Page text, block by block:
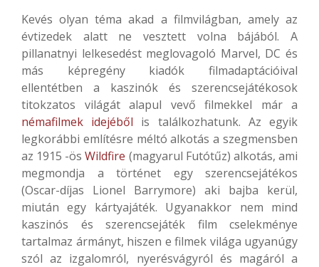
Kevés olyan téma akad a filmvilágban, amely az
évtizedek alatt ne vesztett volna bájából. A
pillanatnyi lelkesedést meglovagoló Marvel, DC és
más képregény kiadók filmadaptációival
ellentétben a kaszinók és szerencsejátékosok
titokzatos világát alapul vevő filmekkel már a
némafilmek idejéből is találkozhatunk. Az egyik
legkorábbi említésre méltó alkotás a szegmensben
az 1915 -ösWildfire (magyarul Futótűz) alkotás, ami
megmondja a történet egy szerencsejátékos
(Oscar-díjas Lionel Barrymore) aki bajba kerül,
miután egy kártyajáték. Ugyanakkor nem mind
kaszinós és szerencsejáték film cselekménye
tartalmaz ármányt, hiszen e filmek világa ugyanúgy
szól az izgalomról, nyerésvágyról és magáról a